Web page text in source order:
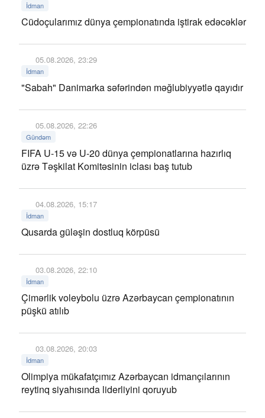
İdman
Cüdoçularımız dünya çempionatında iştirak edəcəklər
05.08.2026, 23:29
İdman
"Sabah" Danimarka səfərindən məğlubiyyətlə qayıdır
05.08.2026, 22:26
Gündəm
FIFA U-15 və U-20 dünya çempionatlarına hazırlıq
üzrə Təşkilat Komitəsinin iclası baş tutub
04.08.2026, 15:17
İdman
Qusarda güləşin dostluq körpüsü
03.08.2026, 22:10
İdman
Çimərlik voleybolu üzrə Azərbaycan çempionatının
püşkü atılıb
03.08.2026, 20:03
İdman
Olimpiya mükafatçımız Azərbaycan idmançılarının
reytinq siyahısında liderliyini qoruyub